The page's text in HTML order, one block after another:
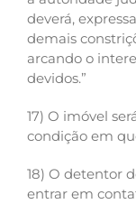
deverá,
demais
arcando o
devidos.”
17) O imóvel
condição em
18) O detentor
entrar em